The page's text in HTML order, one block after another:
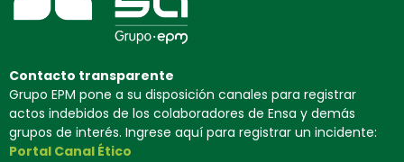
Contacto transparente
Grupo EPM pone a su disposición canales para registrar
actos indebidos de los colaboradores de Ensa y demás
grupos de interés. Ingrese aquí para registrar un incidente:
Portal Canal Ético